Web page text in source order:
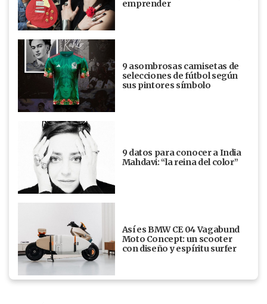
emprender
9 asombrosas camisetas de
selecciones de fútbol según
sus pintores símbolo
9 datos para conocer a India
Mahdavi: “la reina del color”
Así es BMW CE 04 Vagabund
Moto Concept: un scooter
con diseño y espíritu surfer